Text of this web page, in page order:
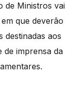
de Ministros vai
que deverão
destinadas aos
de imprensa da